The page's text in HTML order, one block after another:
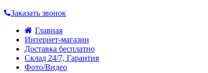
Заказать звонок
Главная
Интернет-магазин
Доставка бесплатно
Склад 24/7, Гарантия
Фото/Видео